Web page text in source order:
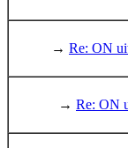
→ Re: ON
→ Re: ON